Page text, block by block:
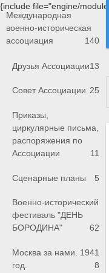
{include file="engine/
Международная
военно-историческая
ассоциация
140
Друзья Ассоциации13
Совет Ассоциации 25
Приказы,
циркулярные письма,
распоряжения по
Ассоциации
11
Сценарные планы 5
Военно-исторический
фестиваль "ДЕНЬ
БОРОДИНА"
62
Москва за нами. 1941
год.
8